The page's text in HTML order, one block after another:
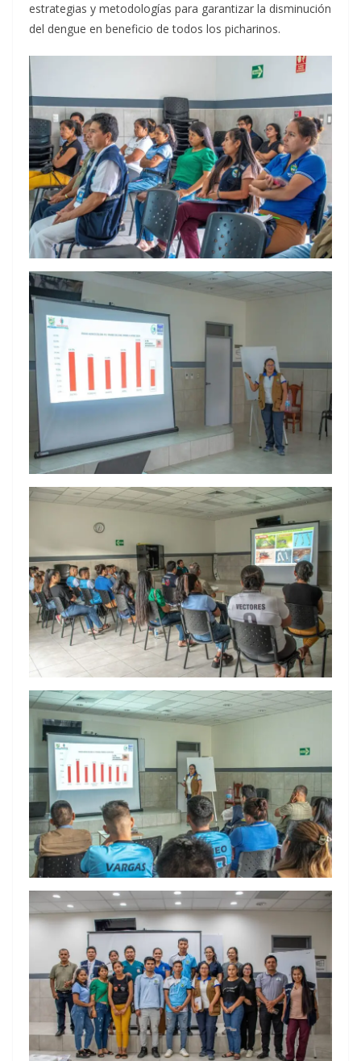
estrategias y metodologías para garantizar la disminución
del dengue en beneficio de todos los picharinos.